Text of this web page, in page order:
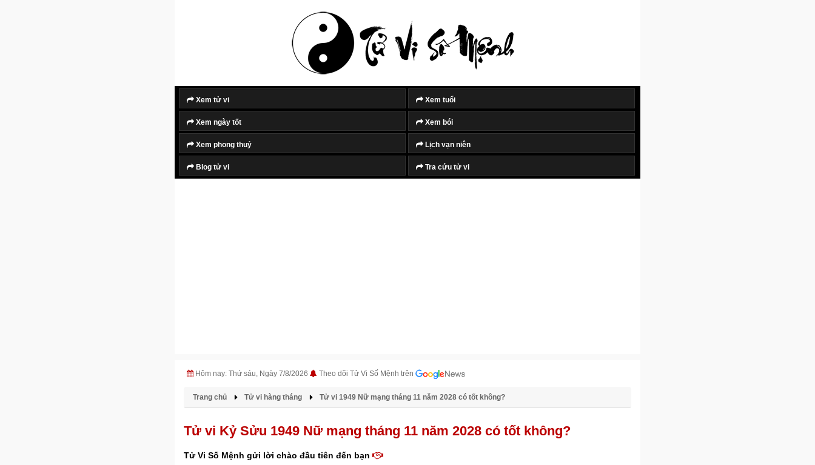
Xem tử vi Xem tuổi
Xem ngày tốt Xem bói
Xem phong thuỷ Lịch vạn niên
Blog tử vi Tra cứu tử vi
Hôm nay: Thứ sáu, Ngày 7/8/2026 Theo dõi Tử Vi Số Mệnh trên
Trang chủ Tử vi hàng tháng Tử vi 1949 Nữ mạng tháng 11 năm 2028 có tốt không?
Tử vi Kỷ Sửu 1949 Nữ mạng tháng 11 năm 2028 có tốt không?
Tử Vi Số Mệnh gửi lời chào đầu tiên đến bạn